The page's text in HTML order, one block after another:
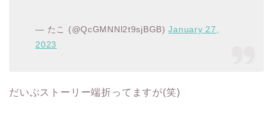
— たこ (@QcGMNNl2t9sjBGB)January 27,
2023
だいぶストーリー端折ってますが(笑)